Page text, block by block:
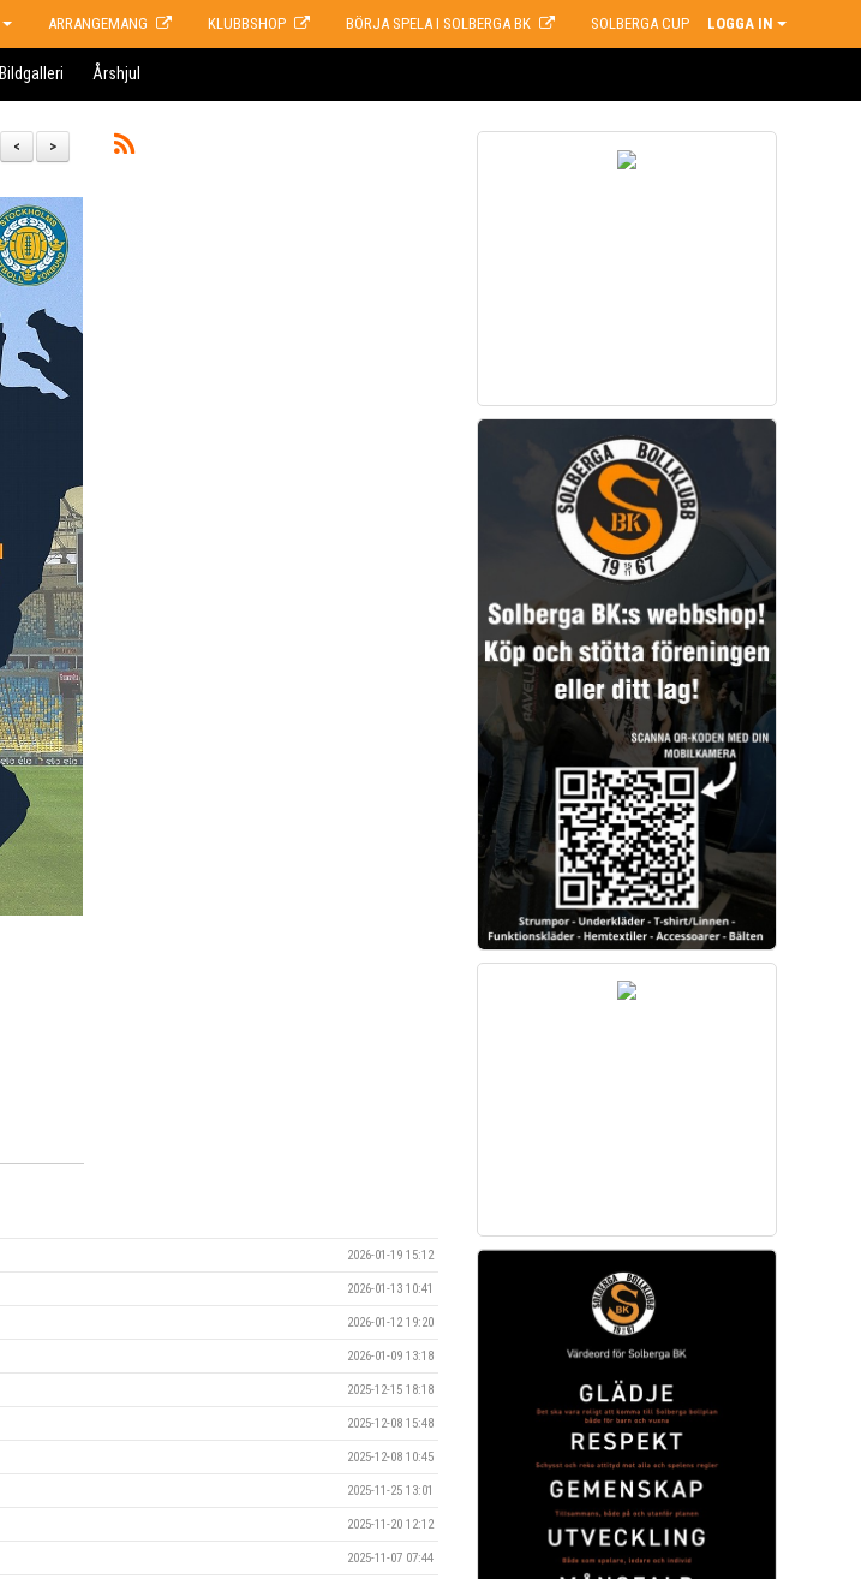
ARRANGEMANG KLUBBSHOP BÖRJA SPELA I SOLBERGA BK SOLBERGA CUP LOGGA IN
Bildgalleri Årshjul
>
<
2026-01-19 15:12
2026-01-13 10:41
2026-01-12 19:20
2026-01-09 13:18
2025-12-15 18:18
2025-12-08 15:48
2025-12-08 10:45
2025-11-25 13:01
2025-11-20 12:12
2025-11-07 07:44